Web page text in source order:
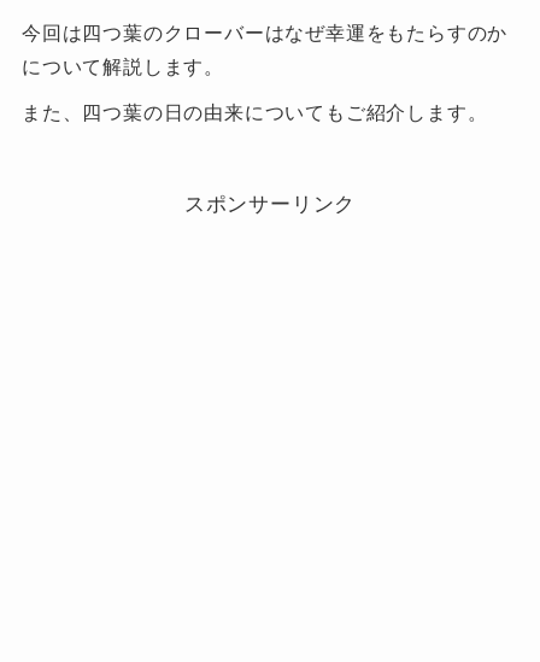
今回は四つ葉のクローバーはなぜ幸運をもたらすのか
について解説します。
また、四つ葉の日の由来についてもご紹介します。
スポンサーリンク